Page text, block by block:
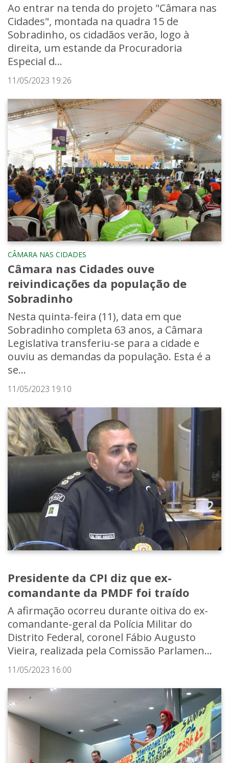
Ao entrar na tenda do projeto "Câmara nas
Cidades", montada na quadra 15 de
Sobradinho, os cidadãos verão, logo à
direita, um estande da Procuradoria
Especial d...
11/05/2023 19:26
CÂMARA NAS CIDADES
Câmara nas Cidades ouve
reivindicações da população de
Sobradinho
Nesta quinta-feira (11), data em que
Sobradinho completa 63 anos, a Câmara
Legislativa transferiu-se para a cidade e
ouviu as demandas da população. Esta é a
se...
11/05/2023 19:10
Presidente da CPI diz que ex-
comandante da PMDF foi traído
A afirmação ocorreu durante oitiva do ex-
comandante-geral da Polícia Militar do
Distrito Federal, coronel Fábio Augusto
Vieira, realizada pela Comissão Parlamen...
11/05/2023 16:00